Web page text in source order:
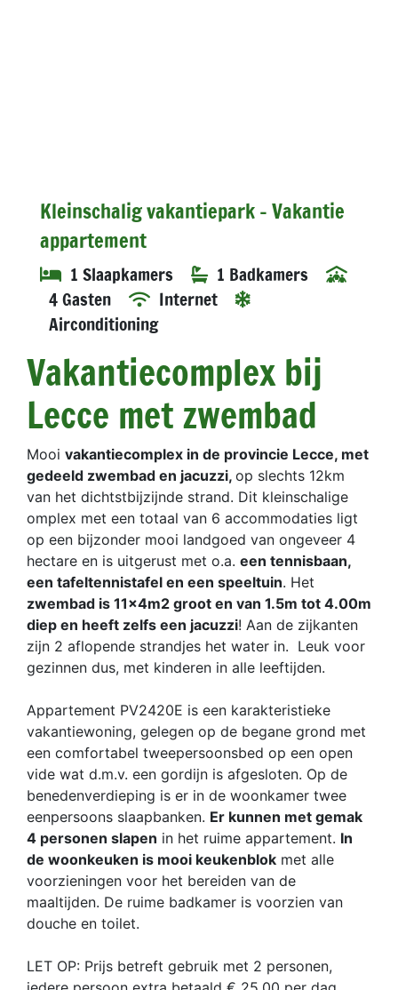
Kleinschalig vakantiepark - Vakantie
appartement
1 Slaapkamers
1 Badkamers
4 Gasten
Internet
Airconditioning
Vakantiecomplex bij
Lecce met zwembad
Mooi vakantiecomplex in de provincie Lecce, met
gedeeld zwembad en jacuzzi, op slechts 12km
van het dichtstbijzijnde strand. Dit kleinschalige
omplex met een totaal van 6 accommodaties ligt
op een bijzonder mooi landgoed van ongeveer 4
hectare en is uitgerust met o.a. een tennisbaan,
een tafeltennistafel en een speeltuin. Het
zwembad is 11x4m2 groot en van 1.5m tot 4.00m
diep en heeft zelfs een jacuzzi! Aan de zijkanten
zijn 2 aflopende strandjes het water in. Leuk voor
gezinnen dus, met kinderen in alle leeftijden.
Appartement PV2420E is een karakteristieke
vakantiewoning, gelegen op de begane grond met
een comfortabel tweepersoonsbed op een open
vide wat d.m.v. een gordijn is afgesloten. Op de
benedenverdieping is er in de woonkamer twee
eenpersoons slaapbanken. Er kunnen met gemak
4 personen slapen in het ruime appartement. In
de woonkeuken is mooi keukenblok met alle
voorzieningen voor het bereiden van de
maaltijden. De ruime badkamer is voorzien van
douche en toilet.
LET OP: Prijs betreft gebruik met 2 personen,